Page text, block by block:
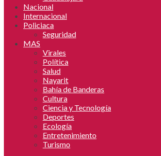
Nacional
Internacional
Policiaca
Seguridad
MAS
Virales
Política
Salud
Nayarit
Bahía de Banderas
Cultura
Ciencia y Tecnología
Deportes
Ecología
Entretenimiento
Turismo